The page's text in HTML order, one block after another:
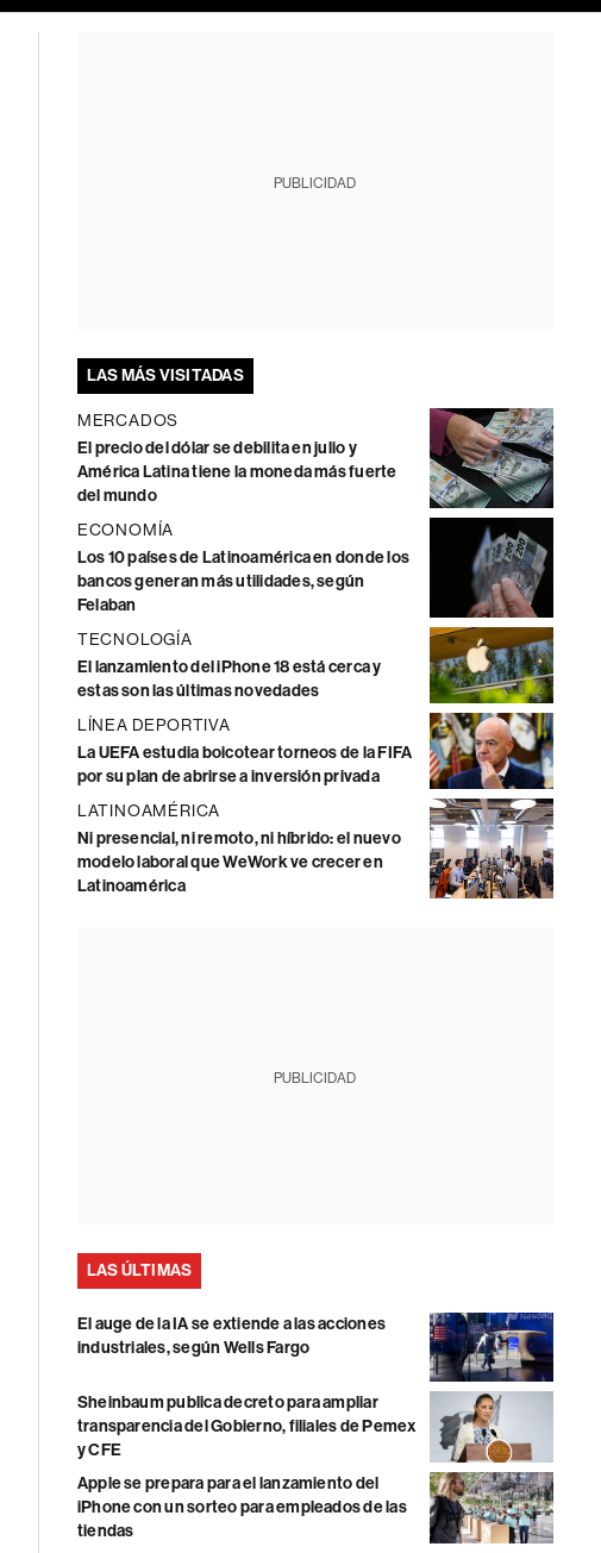
PUBLICIDAD
LAS MÁS VISITADAS
MERCADOS
El precio del dólar se debilita en julio y
América Latina tiene la moneda más fuerte
del mundo
ECONOMÍA
Los 10 países de Latinoamérica en donde los
bancos generan más utilidades, según
Felaban
TECNOLOGÍA
El lanzamiento del iPhone 18 está cerca y
estas son las últimas novedades
LÍNEA DEPORTIVA
La UEFA estudia boicotear torneos de la FIFA
por su plan de abrirse a inversión privada
LATINOAMÉRICA
Ni presencial, ni remoto, ni híbrido: el nuevo
modelo laboral que WeWork ve crecer en
Latinoamérica
PUBLICIDAD
LAS ÚLTIMAS
El auge de la IA se extiende a las acciones
industriales, según Wells Fargo
Sheinbaum publica decreto para ampliar
transparencia del Gobierno, filiales de Pemex
y CFE
Apple se prepara para el lanzamiento del
iPhone con un sorteo para empleados de las
tiendas